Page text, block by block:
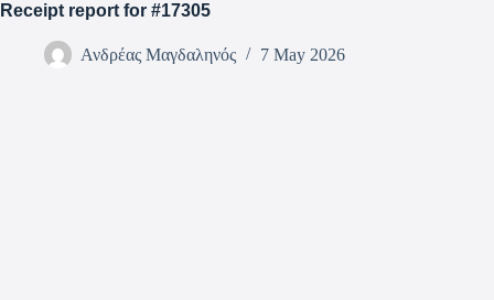
Receipt report for #17305
Ανδρέας Μαγδαληνός 7 May 2026